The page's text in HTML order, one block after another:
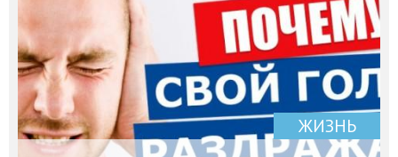
ЖИЗНЬ